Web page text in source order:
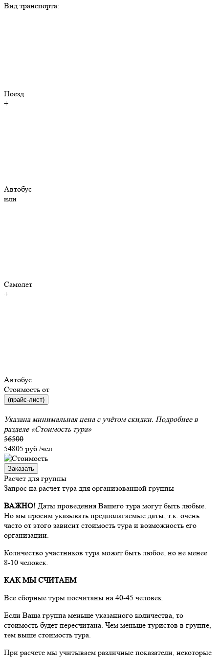
Вид транспорта:
Поезд
+
Автобус
или
Самолет
+
Автобус
Стоимость от
(прайс-лист)
Указана минимальная цена с учётом скидки. Подробнее в
разделе «Стоимость тура»
56500
54805 руб./чел
Заказать
Расчет для группы
Запрос на расчет тура для организованной группы
ВАЖНО! Даты проведения Вашего тура могут быть любые.
Но мы просим указывать предполагаемые даты, т.к. очень
часто от этого зависит стоимость тура и возможность его
организации.
Количество участников тура может быть любое, но не менее
8-10 человек.
КАК МЫ СЧИТАЕМ
Все сборные туры посчитаны на 40-45 человек.
Если Ваша группа меньше указанного количества, то
стоимость будет пересчитана. Чем меньше туристов в группе,
тем выше стоимость тура.
При расчете мы учитываем различные показатели, некоторые